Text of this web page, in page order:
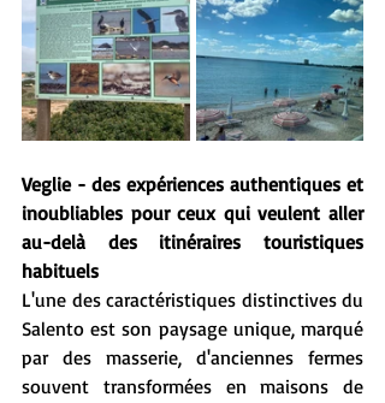
Veglie - des expériences authentiques et
inoubliables pour ceux qui veulent aller
au-delà des itinéraires touristiques
habituels
L'une des caractéristiques distinctives du
Salento est son paysage unique, marqué
par des masserie, d'anciennes fermes
souvent transformées en maisons de